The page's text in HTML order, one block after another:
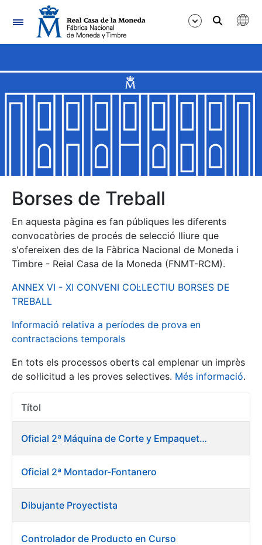
Navegació
Mostra/Amaga
Mostra/Amaga
Mostra/Amaga
Mostra/Amaga
Mostra/Amaga
Mostra/Amaga
Borses de Treball
En aquesta pàgina es fan públiques les diferents
convocatòries de procés de selecció lliure que
s'ofereixen des de la Fàbrica Nacional de Moneda i
Timbre - Reial Casa de la Moneda (FNMT-RCM).
ANNEX VI - XI CONVENI COL·LECTIU BORSES DE
TREBALL
Informació relativa a períodes de prova en
contractacions temporals
En tots els processos oberts cal emplenar un imprès
de sol·licitud a les proves selectives. Més informació.
Títol
Accions
Oficial 2ª Máquina de Corte y Empaquetado de Billetes
Oficial 2ª Montador-Fontanero
Dibujante Proyectista
Controlador de Producto en Curso